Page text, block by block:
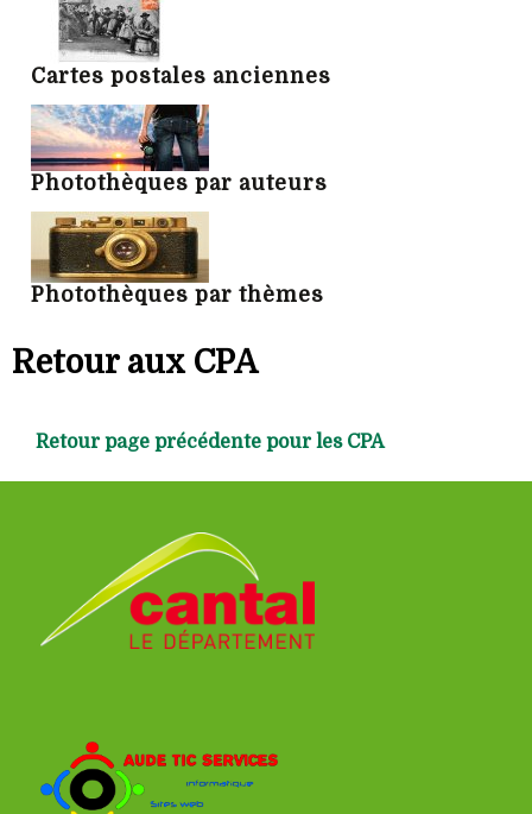
Cartes postales anciennes
Photothèques par auteurs
Photothèques par thèmes
Retour aux CPA
Retour page précédente pour les CPA